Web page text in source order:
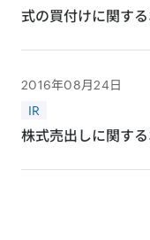
式の買付けに関す
2016年08月24日
IR
株式売出しに関す